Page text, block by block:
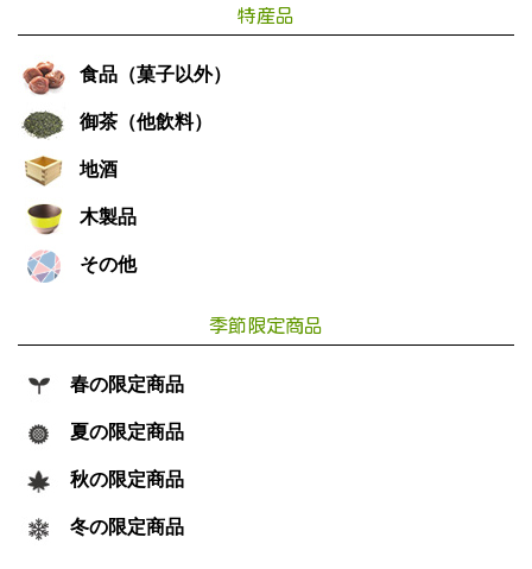
特産品
食品（菓子以外）
御茶（他飲料）
地酒
木製品
その他
季節限定商品
春の限定商品
夏の限定商品
秋の限定商品
冬の限定商品